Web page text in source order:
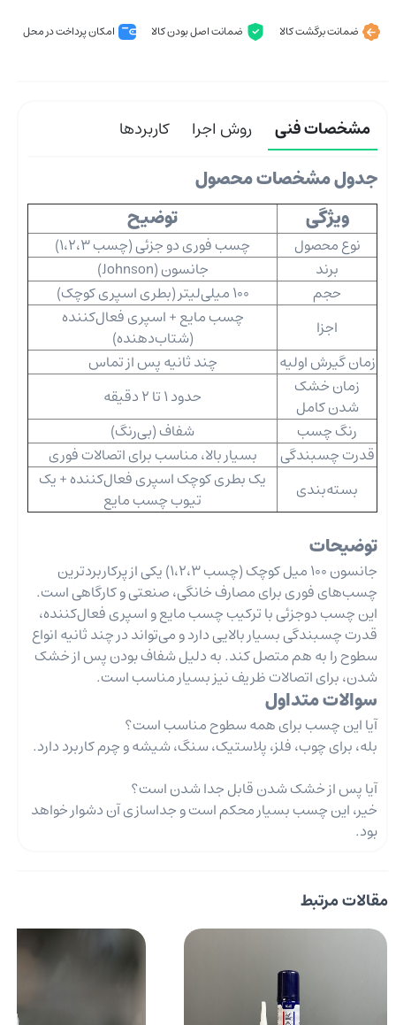
ضمانت برگشت کالا ضمانت اصل بودن کالا امکان پرداخت در محل
مشخصات فنی روش اجرا کاربردها
جدول مشخصات محصول
ویژگی
توضیح
نوع محصول
چسب فوری دو‌ جزئی (چسب 1،2،3)
برند
جانسون (Johnson)
حجم
100 میلی‌لیتر (بطری اسپری کوچک)
اجزا
چسب مایع + اسپری فعال‌کننده
(شتاب‌دهنده)
زمان گیرش اولیه
چند ثانیه پس از تماس
زمان خشک
شدن کامل
حدود 1 تا 2 دقیقه
رنگ چسب
شفاف (بی‌رنگ)
قدرت چسبندگی
بسیار بالا، مناسب برای اتصالات فوری
بسته‌بندی
یک بطری کوچک اسپری فعال‌کننده + یک
تیوب چسب مایع
توضیحات
جانسون 100 میل کوچک (چسب 1،2،3) یکی از پرکاربردترین
چسب‌های فوری برای مصارف خانگی، صنعتی و کارگاهی است.
این چسب دو‌جزئی با ترکیب چسب مایع و اسپری فعال‌کننده،
قدرت چسبندگی بسیار بالایی دارد و می‌تواند در چند ثانیه انواع
سطوح را به هم متصل کند. به دلیل شفاف بودن پس از خشک
شدن، برای اتصالات ظریف نیز بسیار مناسب است.
سوالات متداول
آیا این چسب برای همه سطوح مناسب است؟
بله، برای چوب، فلز، پلاستیک، سنگ، شیشه و چرم کاربرد دارد.
آیا پس از خشک شدن قابل جدا شدن است؟
خیر، این چسب بسیار محکم است و جداسازی آن دشوار خواهد
بود.
مقالات مرتبط